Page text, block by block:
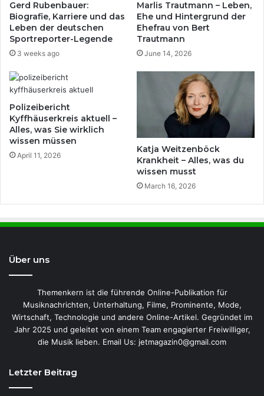
Gerd Rubenbauer:
Biografie, Karriere und das
Leben der deutschen
Sportreporter-Legende
3 weeks ago
Marlis Trautmann – Leben,
Ehe und Hintergrund der
Ehefrau von Bert
Trautmann
June 14, 2026
Polizeibericht
Kyffhäuserkreis aktuell –
Alles, was Sie wirklich
wissen müssen
April 11, 2026
Katja Weitzenböck
Krankheit – Alles, was du
wissen musst
March 16, 2026
Über uns
Themenkern ist die führende Online-Publikation für
Musiknachrichten, Unterhaltung, Filme, Prominente, Mode,
Wirtschaft, Technologie und andere Online-Artikel. Gegründet im
Jahr 2025 und geleitet von einem Team engagierter Freiwilliger,
die Musik lieben. Email Us: jetmagazin0@gmail.com
Letzter Beitrag